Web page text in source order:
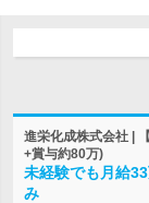
進栄化成株式会社 |
+賞与約80万)
未経験でも月給
み